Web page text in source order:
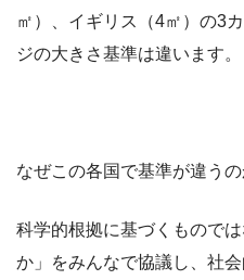
㎡）、イギリス（4㎡）の3
ジの大きさ基準は違います。
なぜこの各国で基準が違うの
科学的根拠に基づくもので
か」をみんなで協議し、社